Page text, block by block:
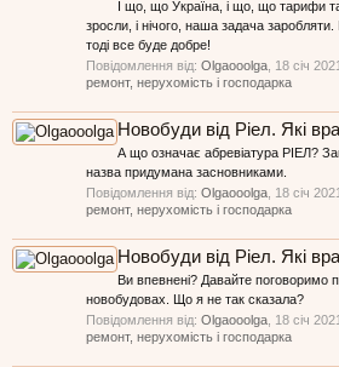
І що, що Україна, і що, що тарифи
зросли, і нічого, наша задача
тоді все буде добре!
Повідомлення від: Olgaooolga 18 січ 2021
ремонт, нерухомість і господарка
Новобуди від Ріел. Які
А що означає абревіатура РІЕЛ?
назва придумана засновниками.
Повідомлення від: Olgaooolga 18 січ 2021
ремонт, нерухомість і господарка
Новобуди від Ріел. Які
Ви впевнені? Давайте поговоримо
новобудовах. Що я не так сказала?
Повідомлення від: Olgaooolga 18 січ 2021
ремонт, нерухомість і господарка